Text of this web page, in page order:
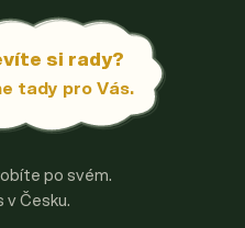
si rady?
tady pro Vás.
po svém.
v Česku.